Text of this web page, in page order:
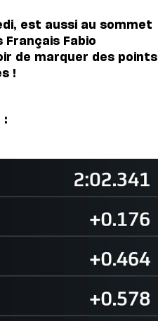
est aussi au sommet
Fabio
de marquer des points
!
: